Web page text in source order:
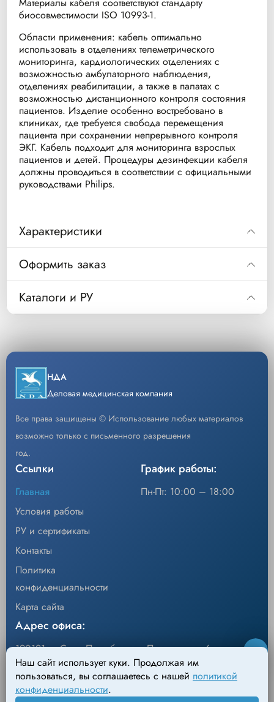
Характеристики
Оформить заказ
Каталоги и РУ
Материалы кабеля соответствуют стандарту
биосовместимости ISO 10993-1.
Области применения: кабель оптимально
использовать в отделениях телеметрического
мониторинга, кардиологических отделениях с
возможностью амбулаторного наблюдения,
отделениях реабилитации, а также в палатах с
возможностью дистанционного контроля состояния
пациентов. Изделие особенно востребовано в
клиниках, где требуется свобода перемещения
пациента при сохранении непрерывного контроля
ЭКГ. Кабель подходит для мониторинга взрослых
пациентов и детей. Процедуры дезинфекции кабеля
должны проводиться в соответствии с официальными
руководствами Philips.
Артикул производителя
(MPN)
Тип изделия
Поддерживаемое
3, 5 или 6
Тип разъема
Стерильность
Не содержит натуральный каучуковый
латекс
Совместимое
Совместимые отведения
Код 989803172221
Магистральный ЭКГ кабель для телеметрии,
Уп/шт. 1
Кол-во
НДА
Деловая медицинская компания
Все права защищены © Использование любых материалов
возможно только с письменного разрешения
год.
Ссылки
Главная
Условия работы
РУ и сертификаты
Контакты
Политика
конфиденциальности
Карта сайта
График работы:
Пн-Пт: 10:00 – 18:00
Адрес офиса:
190121, г. Санкт-Петербург, ул.Перевозная, 6
Адрес склада:
198095, г. Санкт-Петербург, Михайловский пер., д.4
Наш сайт использует куки. Продолжая им
пользоваться, вы соглашаетесь с нашей политикой
конфиденциальности.